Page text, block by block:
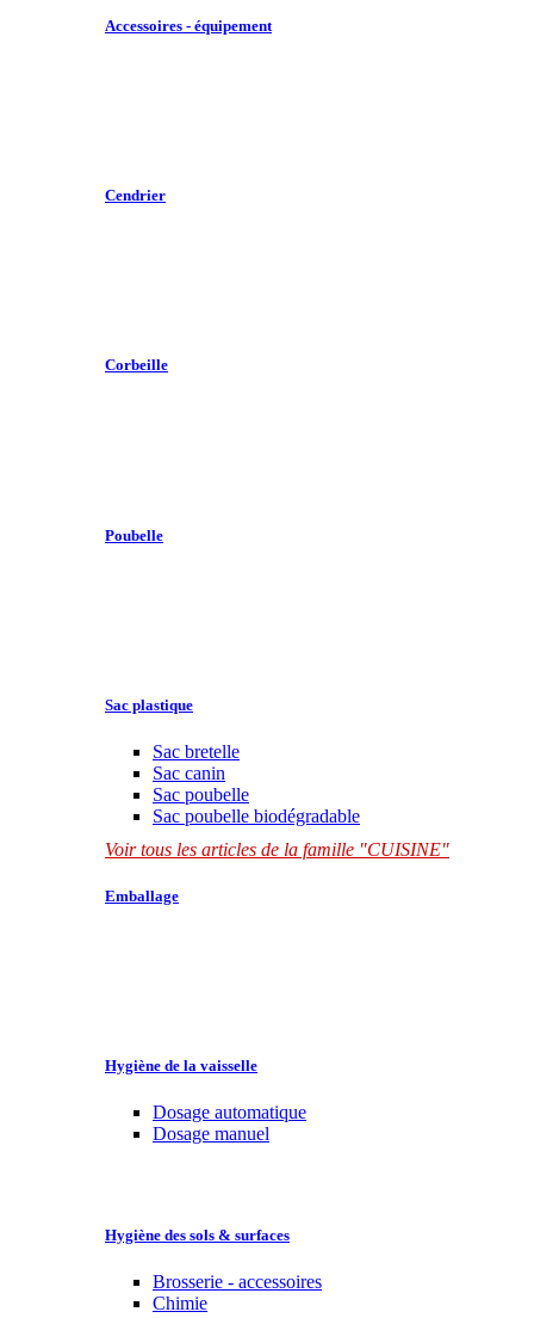
Accessoires - équipement
Cendrier
Corbeille
Poubelle
Sac plastique
Sac bretelle
Sac canin
Sac poubelle
Sac poubelle biodégradable
Voir tous les articles de la famille "CUISINE"
Emballage
Hygiène de la vaisselle
Dosage automatique
Dosage manuel
Hygiène des sols & surfaces
Brosserie - accessoires
Chimie